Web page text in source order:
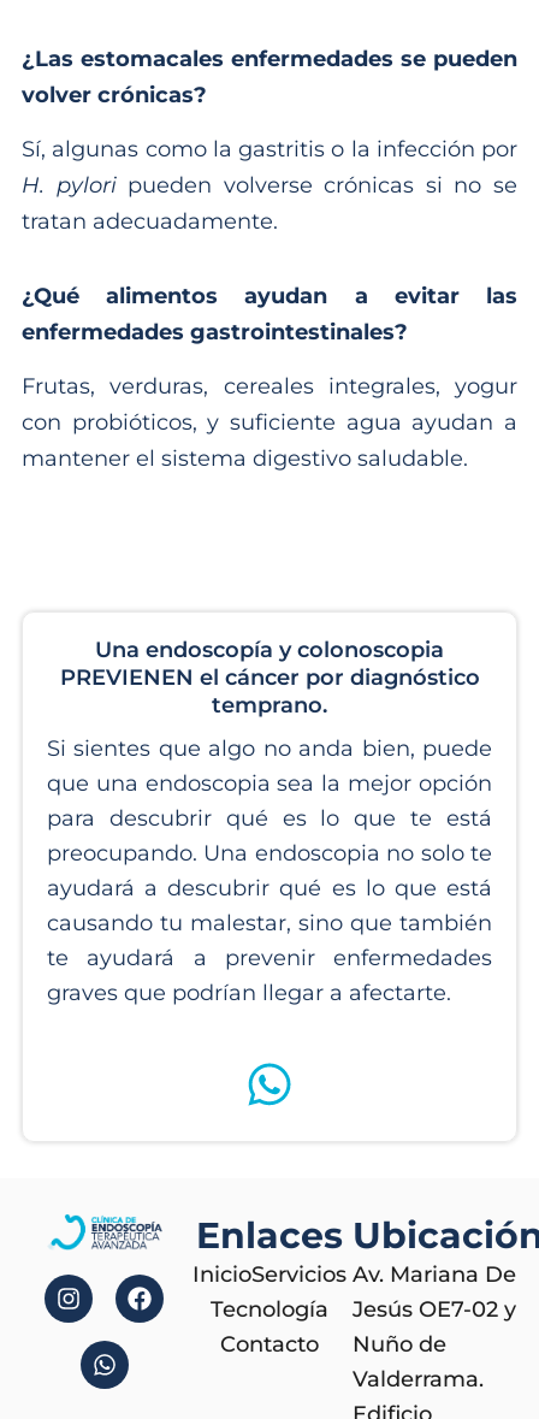
¿Las estomacales enfermedades se pueden
volver crónicas?
Sí, algunas como la gastritis o la infección por
H. pyloripueden volverse crónicas si no se
tratan adecuadamente.
¿Qué alimentos ayudan a evitar las
enfermedades gastrointestinales?
Frutas, verduras, cereales integrales, yogur
con probióticos, y suficiente agua ayudan a
mantener el sistema digestivo saludable.
Una endoscopía y colonoscopia
PREVIENEN el cáncer por diagnóstico
temprano.
Si sientes que algo no anda bien, puede
que una endoscopia sea la mejor opción
para descubrir qué es lo que te está
preocupando. Una endoscopia no solo te
ayudará a descubrir qué es lo que está
causando tu malestar, sino que también
te ayudará a prevenir enfermedades
graves que podrían llegar a afectarte.
n
s
g
a
c
h
a
t
s
a
Enlaces
InicioServicios
Tecnología
Contacto
Av. Mariana De
Jesús OE7-02 y
Nuño de
Valderrama.